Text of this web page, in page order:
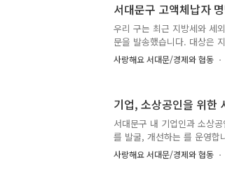
서대문구 고액체납자
우리 구는 최근 지방세와 세
문을 발송했습니다. 대상은
수입 체납자 6명(1억 7천 5
부터 1년이 지난 천만 원 이
는 체납세액 납부를 촉구하
이 되지 않거나 체납액을 납
회를 개최한 뒤 11월 16일에
사랑해요 서대문/경제와 협동
기업, 소상공인을 위한
서대문구 내 기업인과 소상
를 발굴, 개선하는 를 운영합
사회적경제기업 및 청년 스
중소벤처기업부 옴부즈만
사랑해요 서대문/경제와 협동